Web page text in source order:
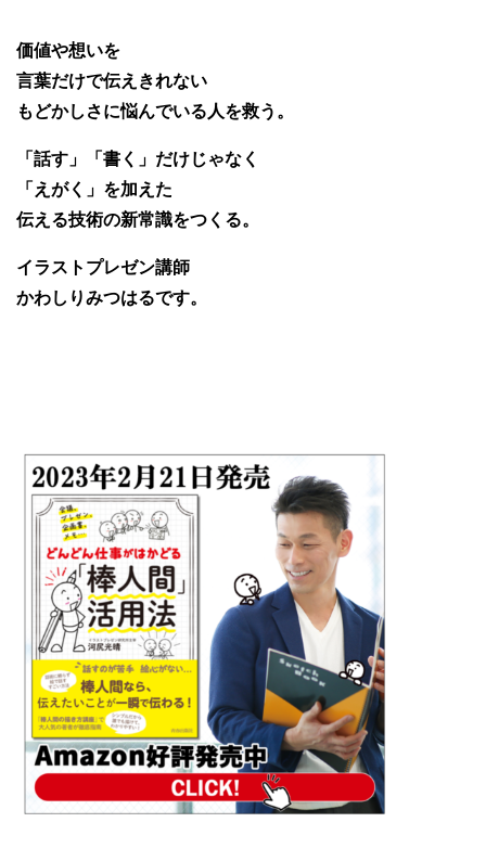
価値や想いを
言葉だけで伝えきれない
もどかしさに悩んでいる人を救う。
「話す」「書く」だけじゃなく
「えがく」を加えた
伝える技術の新常識をつくる。
イラストプレゼン講師
かわしりみつはるです。